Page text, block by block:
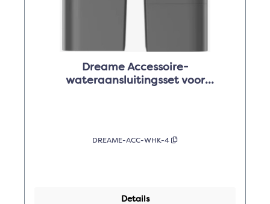
Dreame Accessoire-
wateraansluitingsset voor
DREAME-ACC-WHK-4
Details